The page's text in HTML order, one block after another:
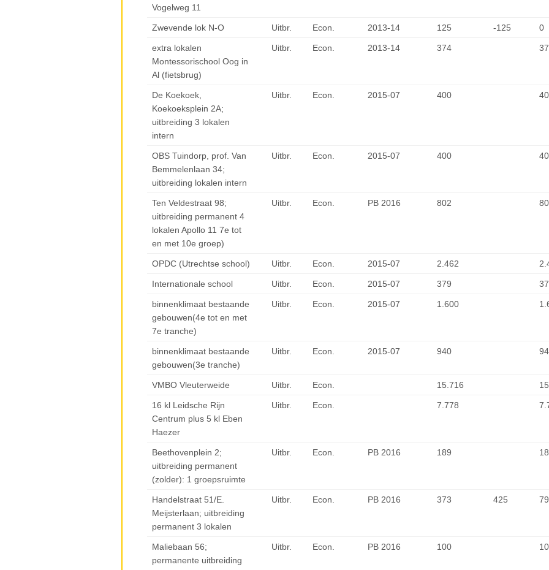
Vogelweg 11
Zwevende lok N-O Uitbr. Econ. 2013-14 125 -125 0
extra lokalen
Montessorischool Oog in
Al (fietsbrug)
Uitbr. Econ. 2013-14 374
De Koekoek,
Koekoeksplein 2A;
uitbreiding 3 lokalen
intern
Uitbr. Econ. 2015-07 400
OBS Tuindorp, prof. Van
Bemmelenlaan 34;
uitbreiding lokalen intern
Uitbr. Econ. 2015-07 400
Ten Veldestraat 98;
uitbreiding permanent 4
lokalen Apollo 11 7e tot
en met 10e groep)
Uitbr. Econ. PB 2016 802
OPDC (Utrechtse school) Uitbr. Econ. 2015-07 2.462
Internationale school Uitbr. Econ. 2015-07 379
binnenklimaat bestaande
gebouwen(4e tot en met
7e tranche)
Uitbr. Econ. 2015-07 1.600
binnenklimaat bestaande
gebouwen(3e tranche)
Uitbr. Econ. 2015-07 940
VMBO Vleuterweide Uitbr. Econ. 15.716
16 kl Leidsche Rijn
Centrum plus 5 kl Eben
Haezer
Uitbr. Econ. 7.778
Beethovenplein 2;
uitbreiding permanent
(zolder): 1 groepsruimte
Uitbr. Econ. PB 2016 189
Handelstraat 51/E.
Meijsterlaan; uitbreiding
permanent 3 lokalen
Uitbr. Econ. PB 2016 373 425
Maliebaan 56;
permanente uitbreiding
Uitbr. Econ. PB 2016 100